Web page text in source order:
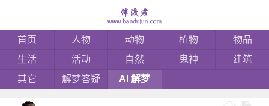
首页 人物 动物 植物
物品
生活
活动 自然 鬼神
建筑
其它
解梦答疑 AI 解梦